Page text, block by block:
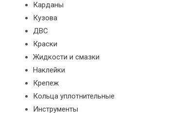
Карданы
Кузова
ДВС
Краски
Жидкости и смазки
Наклейки
Крепеж
Кольца уплотнительные
Инструменты